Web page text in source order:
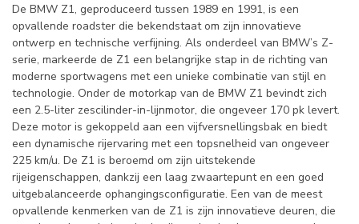
De BMW Z1, geproduceerd tussen 1989 en 1991, is een
opvallende roadster die bekendstaat om zijn innovatieve
ontwerp en technische verfijning. Als onderdeel van BMW’s Z-
serie, markeerde de Z1 een belangrijke stap in de richting van
moderne sportwagens met een unieke combinatie van stijl en
technologie. Onder de motorkap van de BMW Z1 bevindt zich
een 2.5-liter zescilinder-in-lijnmotor, die ongeveer 170 pk levert.
Deze motor is gekoppeld aan een vijfversnellingsbak en biedt
een dynamische rijervaring met een topsnelheid van ongeveer
225 km/u. De Z1 is beroemd om zijn uitstekende
rijeigenschappen, dankzij een laag zwaartepunt en een goed
uitgebalanceerde ophangingsconfiguratie. Een van de meest
opvallende kenmerken van de Z1 is zijn innovatieve deuren, die